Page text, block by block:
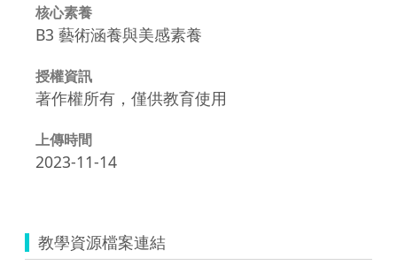
核心素養
B3 藝術涵養與美感素養
授權資訊
著作權所有，僅供教育使用
上傳時間
2023-11-14
教學資源檔案連結